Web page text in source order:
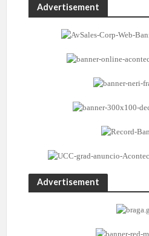
Advertisement
Advertisement